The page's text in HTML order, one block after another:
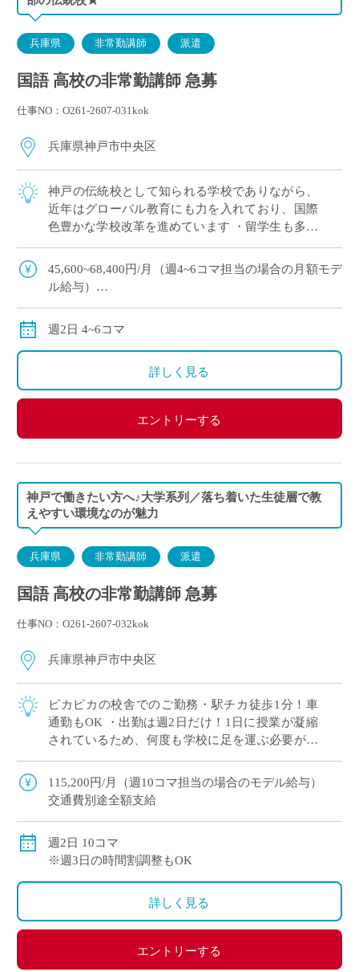
兵庫県 非常勤講師 派遣
国語 高校の非常勤講師 急募
仕事NO：O261-2607-031kok
兵庫県神戸市中央区
神戸の伝統校として知られる学校でありながら、
近年はグローバル教育にも力を入れており、国際
色豊かな学校改革を進めています ・留学生も多数
ご勤務いただける環境です ・6月にもE-S […]
45,600~68,400円/月（週4~6コマ担当の場合の月額モデ
ル給与）
週2日 4~6コマ
詳しく見る
エントリーする
神戸で働きたい方へ♪大学系列／落ち着いた生徒層で教
えやすい環境なのが魅力
兵庫県 非常勤講師 派遣
国語 高校の非常勤講師 急募
仕事NO：O261-2607-032kok
兵庫県神戸市中央区
ピカピカの校舎でのご勤務・駅チカ徒歩1分！車
通勤もOK ・出勤は週2日だけ！1日に授業が凝縮
されているため、何度も学校に足を運ぶ必要があ
タイルOK、ICTを活用した授業展開O […]
115,200円/月（週10コマ担当の場合のモデル給与）
交通費別途全額支給
週2日 10コマ
※週3日の時間割調整もOK
詳しく見る
エントリーする